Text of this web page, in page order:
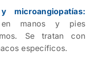
microangiopatías:
en manos y pies
Se tratan con
específicos.